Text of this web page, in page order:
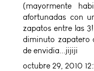
(mayormente
afortunadas con
zapatos entre las
diminuto zapatero
de envidia...jijiji
octubre 29, 2010